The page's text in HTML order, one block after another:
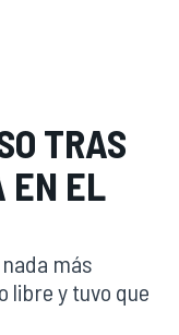
TRAS
EN EL
más
y tuvo que